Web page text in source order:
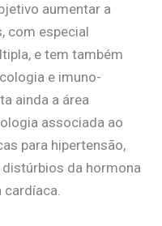
aumentar a
com especial
e tem também
e imuno-
ainda a área
associada ao
para hipertensão,
da hormona
cardíaca.